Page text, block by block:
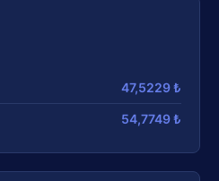
47,5229 ₺
54,7749 ₺